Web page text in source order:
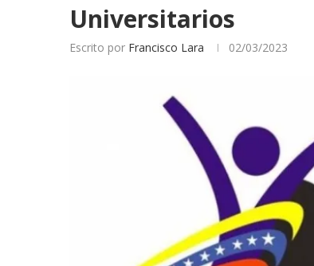
Universitarios
Escrito por Francisco Lara 02/03/2023